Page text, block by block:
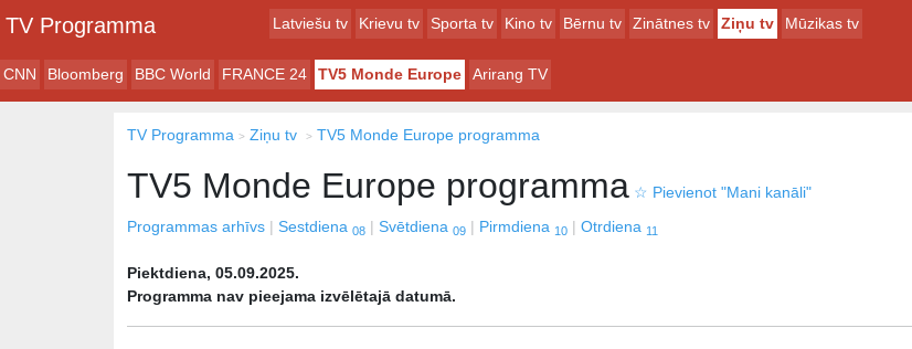
TV Programma Latviešu tv Krievu tv Sporta tv Kino tv Bērnu tv Zinātnes tv Ziņu tv Mūzikas tv
CNN Bloomberg BBC World FRANCE 24 TV5 Monde Europe Arirang TV
TV Programma Ziņu tv TV5 Monde Europe programma
TV5 Monde Europe programma ☆ Pievienot "Mani kanāli"
Programmas arhīvs
Sestdiena 08 Svētdiena 09 Pirmdiena 10 Otrdiena 11
Piektdiena, 05.09.2025.
Programma nav pieejama izvēlētajā datumā.